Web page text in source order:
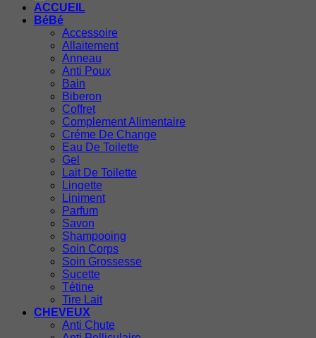
ACCUEIL
BéBé
Accessoire
Allaitement
Anneau
Anti Poux
Bain
Biberon
Coffret
Complement Alimentaire
Créme De Change
Eau De Toilette
Gel
Lait De Toilette
Lingette
Liniment
Parfum
Savon
Shampooing
Soin Corps
Soin Grossesse
Sucette
Tétine
Tire Lait
CHEVEUX
Anti Chute